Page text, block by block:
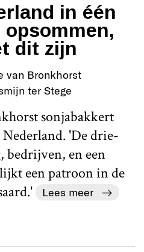
in één
dit zijn
van Bronkhorst
ter Stege
sonjabakkert
Nederland. 'De drie-
bedrijven, en een
een patroon in de
Lees meer